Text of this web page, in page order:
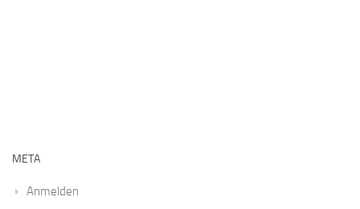
META
Anmelden